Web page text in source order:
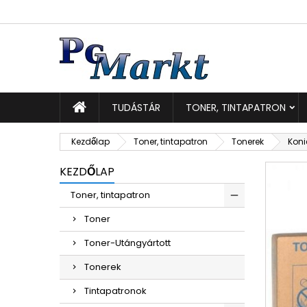
TUDÁSTÁR TONER, TINTAPATRON
Kezdőlap Toner, tintapatron Tonerek
KEZDŐLAP
Toner, tintapatron
Toner
Toner-Utángyártott
Tonerek
Tintapatronok